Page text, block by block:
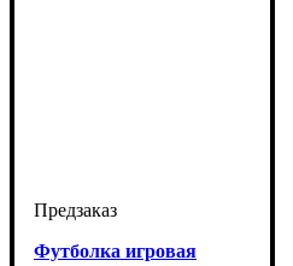
Футболка игровая